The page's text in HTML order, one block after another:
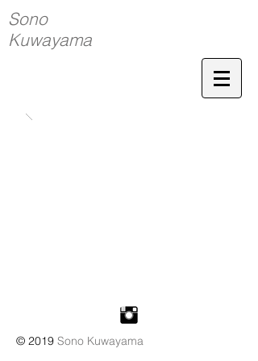
Sono
Kuwayama
© 2019 Sono Kuwayama